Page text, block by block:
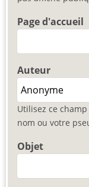
Page d'accueil
Auteur
Utilisez ce
nom ou votre
Objet